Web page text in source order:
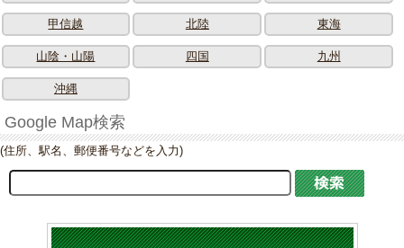
甲信越 北陸 東海
山陰・山陽 四国 九州
沖縄
Google Map検索
(住所、駅名、郵便番号などを入力)